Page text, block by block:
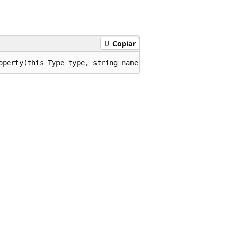
Copiar
Type type, string name);